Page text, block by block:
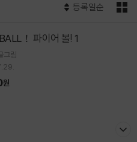
등록일순
！ 파이어 볼! 1
그림
원